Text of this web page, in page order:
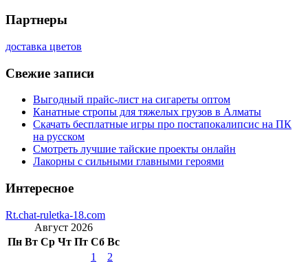
Партнеры
доставка цветов
Свежие записи
Выгодный прайс-лист на сигареты оптом
Канатные стропы для тяжелых грузов в Алматы
Скачать бесплатные игры про постапокалипсис на ПК
на русском
Смотреть лучшие тайские проекты онлайн
Лакорны с сильными главными героями
Интересное
Rt.chat-ruletka-18.com
Август 2026
Пн Вт Ср Чт Пт Сб Вс
1
2